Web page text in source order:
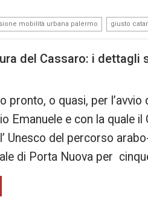
mobilità urbana palermo giusto
del Cassaro: i dettagli
pronto, o quasi, per
Emanuele e con la quale
Unesco del percorso
di Porta Nuova per